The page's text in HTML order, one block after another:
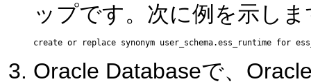
ップです。次に例を示し
Oracle Databaseで、